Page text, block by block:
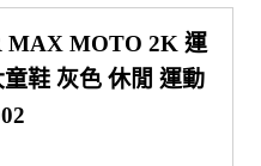
MAX MOTO 2K 運
鞋 灰色 休閒 運動